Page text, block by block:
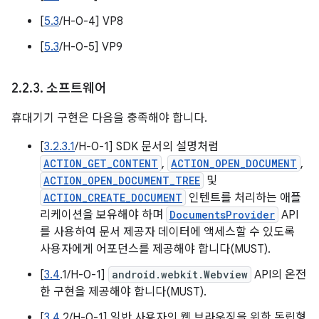
[5.3/H-0-4] VP8
[5.3/H-0-5] VP9
2.2.3. 소프트웨어
휴대기기 구현은 다음을 충족해야 합니다.
[3.2.3.1/H-0-1] SDK 문서의 설명처럼
ACTION_GET_CONTENT , ACTION_OPEN_DOCUMENT ,
ACTION_OPEN_DOCUMENT_TREE 및
ACTION_CREATE_DOCUMENT 인텐트를 처리하는 애플
리케이션을 보유해야 하며
DocumentsProvider API
를 사용하여 문서 제공자 데이터에 액세스할 수 있도록
사용자에게 어포던스를 제공해야 합니다(MUST).
[3.4.1/H-0-1] android.webkit.Webview API의 온전
한 구현을 제공해야 합니다(MUST).